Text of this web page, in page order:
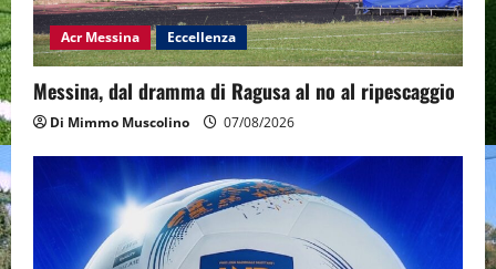
Acr Messina Eccellenza
Messina, dal dramma di Ragusa al no al ripescaggio
Di Mimmo Muscolino 07/08/2026